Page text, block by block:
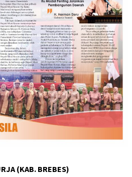
(KAB. BREBES)